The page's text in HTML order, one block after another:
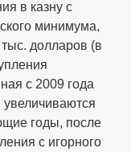
в казну с
минимума,
долларов (в
с 2009 года
увеличиваются
годы, после
с игорного